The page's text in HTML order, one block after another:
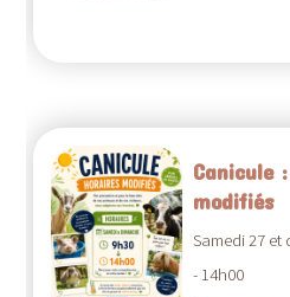
Canicule
modifiés
Samedi 27 et
- 14h00